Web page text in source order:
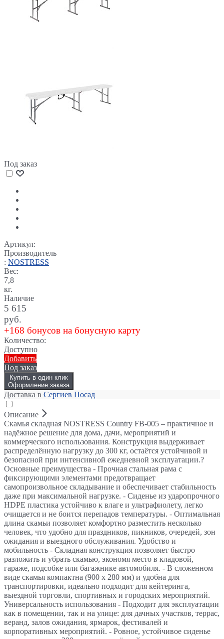
Под заказ
Артикул:
Производитель
: NOSTRESS
Вес:
7,8
кг.
Наличие
5 615
руб.
+168 бонусов на бонусную карту
Количество:
Доступно
Добавить
Под заказ
Купить в один клик
Оформление заказа
Доставка в Сергиев Посад
Описание
Скамья складная NOSTRESS Country FB-005 – практичное и
надёжное решение для дома, дачи, мероприятий и
коммерческого использования. Конструкция выдерживает
распределённую нагрузку до 300 кг, остаётся устойчивой и
безопасной при интенсивной ежедневной эксплуатации.?
Основные преимущества - Прочная стальная рама с
фиксирующими элементами предотвращает
самопроизвольное складывание и обеспечивает стабильность
даже при максимальной нагрузке. - Сиденье из ударопрочного
HDPE пластика устойчиво к влаге и ультрафиолету, легко
очищается и не боится перепадов температуры. - Оптимальная
длина скамьи позволяет комфортно разместить несколько
человек, что удобно для праздников, пикников, очередей, зон
ожидания и выездного обслуживания. Удобство и
мобильность - Складная конструкция позволяет быстро
разложить и убрать скамью, экономя место в кладовой,
гараже, подсобке или багажнике автомобиля. - В сложенном
виде скамья компактна (900 х 280 мм) и удобна для
транспортировки, идеально подходит для кейтеринга,
выездной торговли, спортивных и городских мероприятий.
Универсальность использования - Подходит для эксплуатации
как в помещении, так и на улице: для дачных участков, террас,
веранд, залов ожидания, ярмарок, фестивалей и
корпоративных мероприятий. - Ровное, устойчивое сиденье